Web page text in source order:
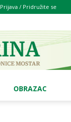
Prijava / Pridružite se
OBRAZAC